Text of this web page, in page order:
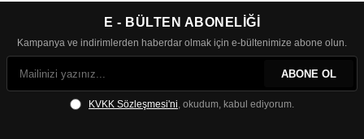
E - BÜLTEN ABONELİĞİ
Kampanya ve indirimlerden haberdar olmak için e-bültenimize abone olun.
ABONE OL
KVKK Sözleşmesi'ni , okudum, kabul ediyorum.